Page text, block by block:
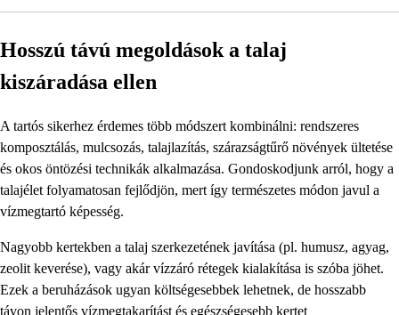
Hosszú távú megoldások a talaj
kiszáradása ellen
A tartós sikerhez érdemes több módszert kombinálni: rendszeres
komposztálás, mulcsozás, talajlazítás, szárazságtűrő növények ültetése
és okos öntözési technikák alkalmazása. Gondoskodjunk arról, hogy a
talajélet folyamatosan fejlődjön, mert így természetes módon javul a
vízmegtartó képesség.
Nagyobb kertekben a talaj szerkezetének javítása (pl. humusz, agyag,
zeolit keverése), vagy akár vízzáró rétegek kialakítása is szóba jöhet.
Ezek a beruházások ugyan költségesebbek lehetnek, de hosszabb
távon jelentős vízmegtakarítást és egészségesebb kertet